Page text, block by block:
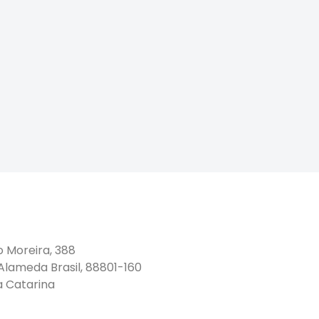
Moreira, 388
Brasil, 88801-160
Catarina